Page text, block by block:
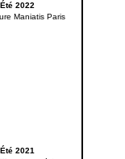
Été 2022
Été 2021